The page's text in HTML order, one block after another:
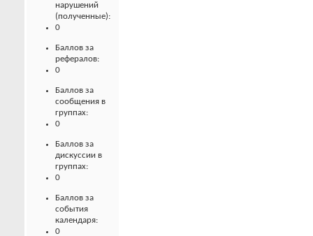
нарушений
(полученные):
0
Баллов за
рефералов:
0
Баллов за
сообщения в
группах:
0
Баллов за
дискуссии в
группах:
0
Баллов за
события
календаря:
0